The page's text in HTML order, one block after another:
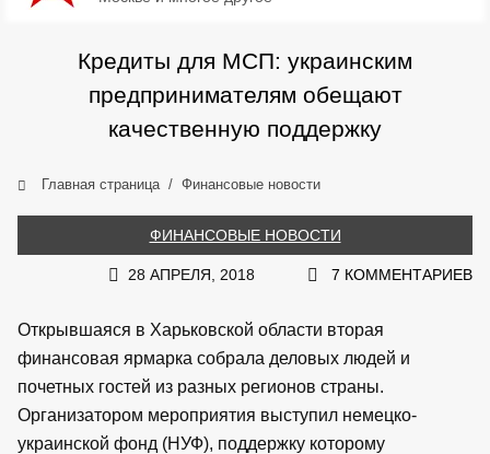
Кредиты для МСП: украинским
предпринимателям обещают
качественную поддержку
Главная страница Финансовые новости
ФИНАНСОВЫЕ НОВОСТИ
28 АПРЕЛЯ, 2018 7 КОММЕНТАРИЕВ
Открывшаяся в Харьковской области вторая
финансовая ярмарка собрала деловых людей и
почетных гостей из разных регионов страны.
Организатором мероприятия выступил немецко-
украинской фонд (НУФ), поддержку которому